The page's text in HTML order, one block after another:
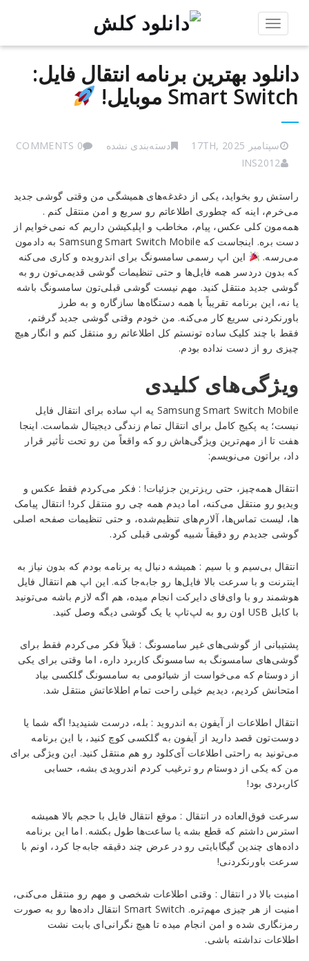
Toggle
دانلود بهترین برنامه انتقال فایل:
Smart Switch موبایل!
سپتامبر 17TH, 2025 دسته‌بندی نشده
0 COMMENTS
INS2012
دانلود
بهترین
برنامه
انتقال
Smart
Switch
موبایل!
Reviewed
Ins2012
on
Sep
Rating:
راستش رو بخواید، یکی از دغدغه‌های همیشگی من وقتی گوشی جدید
می‌خرم، اینه که چطوری اطلاعاتم رو سریع و امن منتقل کنم .
همه‌مون کلی عکس، پیام، مخاطب و اپلیکیشن داریم که نمی‌خوایم از
دست بره. اینجاست که Samsung Smart Switch Mobile به دادمون
می‌رسه.
این اپ رسمی سامسونگ برای اندرویده و کاری می‌کنه
که بدون دردسر همه فایل‌ها و حتی تنظیمات گوشی قدیمی‌تون رو به
گوشی جدید منتقل کنید. مهم نیست گوشی قبلی‌تون سامسونگ باشه
یا نه، این برنامه تقریباً با همه دستگاه‌ها سازگاره و به طرز
باورنکردنی سریع کار می‌کنه. من خودم وقتی گوشی جدید گرفتم،
فقط با چند کلیک ساده تونستم کل اطلاعاتم رو منتقل کنم و انگار هیچ
چیزی رو از دست نداده بودم.
ویژگی‌های کلیدی
Samsung Smart Switch Mobile یه اپ ساده برای انتقال فایل
نیست؛ یه پکیج کامل برای انتقال تمام زندگی دیجیتال شماست. اینجا
هفت تا از مهم‌ترین ویژگی‌هاش رو که واقعاً من رو تحت تأثیر قرار
داد، براتون می‌نویسم:
انتقال همه‌چیز، حتی ریزترین جزئیات! : فکر می‌کردم فقط عکس و
ویدیو رو منتقل می‌کنه، اما دیدم همه چی رو منتقل کرد! انتقال پیامک‌
ها، لیست تماس‌ها، آلارم‌های تنظیم‌شده، و حتی تنظیمات صفحه اصلی
گوشی جدیدم رو دقیقاً شبیه گوشی قبلی کرد.
انتقال بی‌سیم و با سیم : همیشه دنبال یه برنامه بودم که بدون نیاز به
اینترنت و با سرعت بالا فایل‌ها رو جابه‌جا کنه. این اپ هم انتقال فایل
هوشمند رو با وای‌فای دایرکت انجام میده، هم اگه لازم باشه می‌تونید
با کابل USB اون رو به لپ‌تاپ یا یک گوشی دیگه وصل کنید.
پشتیبانی از گوشی‌های غیر سامسونگ : قبلاً فکر می‌کردم فقط برای
گوشی‌های سامسونگ به سامسونگ کاربرد داره، اما وقتی برای یکی
از دوستام که می‌خواست از شیائومی به سامسونگ گلکسی بیاد
امتحانش کردیم، دیدیم خیلی راحت تمام اطلاعاتش منتقل شد.
انتقال اطلاعات از آیفون به اندروید : بله، درست شنیدید! اگه شما یا
دوست‌تون قصد دارید از آیفون به گلکسی کوچ کنید، با این برنامه
می‌تونید به راحتی اطلاعات آی‌کلود رو هم منتقل کنید. این ویژگی برای
من که یکی از دوستام رو ترغیب کردم اندرویدی بشه، حسابی
کاربردی بود!
سرعت فوق‌العاده در انتقال : موقع انتقال فایل با حجم بالا همیشه
استرس داشتم که قطع بشه یا ساعت‌ها طول بکشه. اما این برنامه
داده‌های چندین گیگابایتی رو در عرض چند دقیقه جابه‌جا کرد، اونم با
سرعت باورنکردنی!
امنیت بالا در انتقال : وقتی اطلاعات شخصی و مهم رو منتقل می‌کنی،
امنیت از هر چیزی مهم‌تره. Smart Switch انتقال داده‌ها رو به صورت
رمزنگاری شده و امن انجام میده تا هیچ نگرانی‌ای بابت نشت
اطلاعات نداشته باشی.